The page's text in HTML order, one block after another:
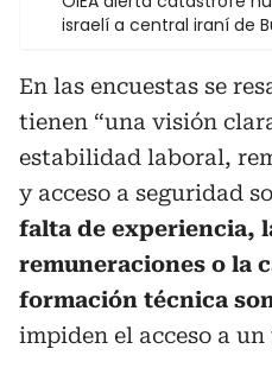
israelí a central iraní de
En las encuestas se
tienen “una visión
estabilidad laboral,
y acceso a seguridad
falta de experiencia,
remuneraciones o la
formación técnica
impiden el acceso a